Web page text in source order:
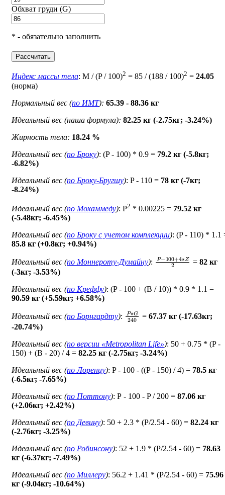
Обхват груди (G)
* - обязательно заполнить
Рассчитать
Индекс массы тела: M / (P / 100)2 = 85 / (188 / 100)2 = 24.05
(норма)
Нормальный вес (по ИМТ): 65.39 - 88.36 кг
Идеальный вес (наша формула): 82.25 кг (-2.75кг; -3.24%)
Жирность тела: 18.24 %
Идеальный вес (по Броку): (P - 100) * 0.9 = 79.2 кг (-5.8кг;
-6.82%)
Идеальный вес (по Броку-Бругшу): P - 110 = 78 кг (-7кг;
-8.24%)
Идеальный вес (по Мохаммеду): P2 * 0.00225 = 79.52 кг
(-5.48кг; -6.45%)
Идеальный вес (по Броку c учетом комплекции): (P - 110) * 1.1
85.8 кг (+0.8кг; +0.94%)
Идеальный вес (по Моннероту-Думайну): P− 100 +4∗ 2
=82 кг
(-3кг; -3.53%)
Идеальный вес (по Креффу): (P - 100 + (B / 10)) * 0.9 * 1.1 =
90.59 кг (+5.59кг; +6.58%)
Идеальный вес (по Борнгардту): P∗G 240
=67.37 кг (-17.63кг;
-20.74%)
Идеальный вес (по версии «Metropolitan Life»): 50 + 0.75 * (P -
150) + (B - 20) / 4 = 82.25 кг (-2.75кг; -3.24%)
Идеальный вес (по Лоренцу): P - 100 - ((P - 150) / 4) = 78.5 кг
(-6.5кг; -7.65%)
Идеальный вес (по Поттону): Р - 100 - P / 200 = 87.06 кг
(+2.06кг; +2.42%)
Идеальный вес (по Девину): 50 + 2.3 * (P/2.54 - 60) = 82.24 кг
(-2.76кг; -3.25%)
Идеальный вес (по Робинсону): 52 + 1.9 * (P/2.54 - 60) = 78.63
кг (-6.37кг; -7.49%)
Идеальный вес (по Миллеру): 56.2 + 1.41 * (P/2.54 - 60) = 75.96
кг (-9.04кг; -10.64%)